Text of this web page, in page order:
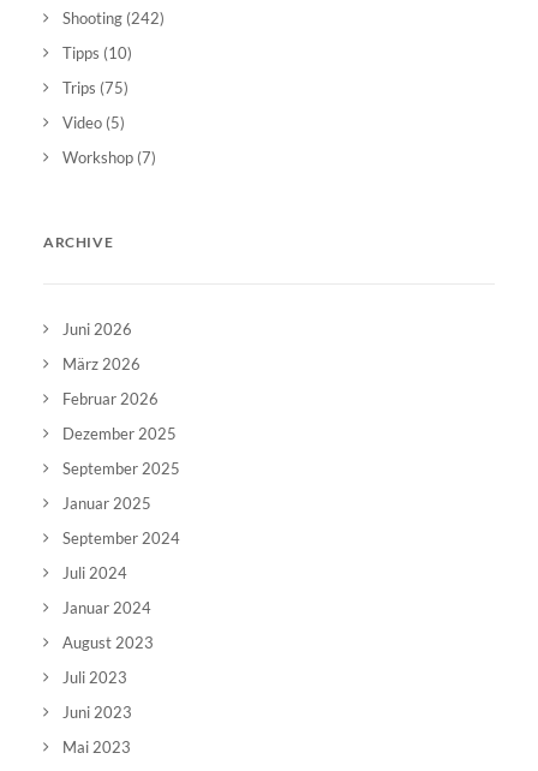
Shooting (242)
Tipps (10)
Trips (75)
Video (5)
Workshop (7)
ARCHIVE
Juni 2026
März 2026
Februar 2026
Dezember 2025
September 2025
Januar 2025
September 2024
Juli 2024
Januar 2024
August 2023
Juli 2023
Juni 2023
Mai 2023